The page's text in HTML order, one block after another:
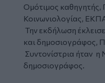
Ομότιμος καθηγητής,
Κοινωνιολογίας,
Την εκδήλωση
και δημοσιογράφος,
Συντονίστρια ήταν
δημοσιογράφος.